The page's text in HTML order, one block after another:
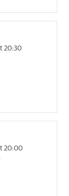
20:30
20:00